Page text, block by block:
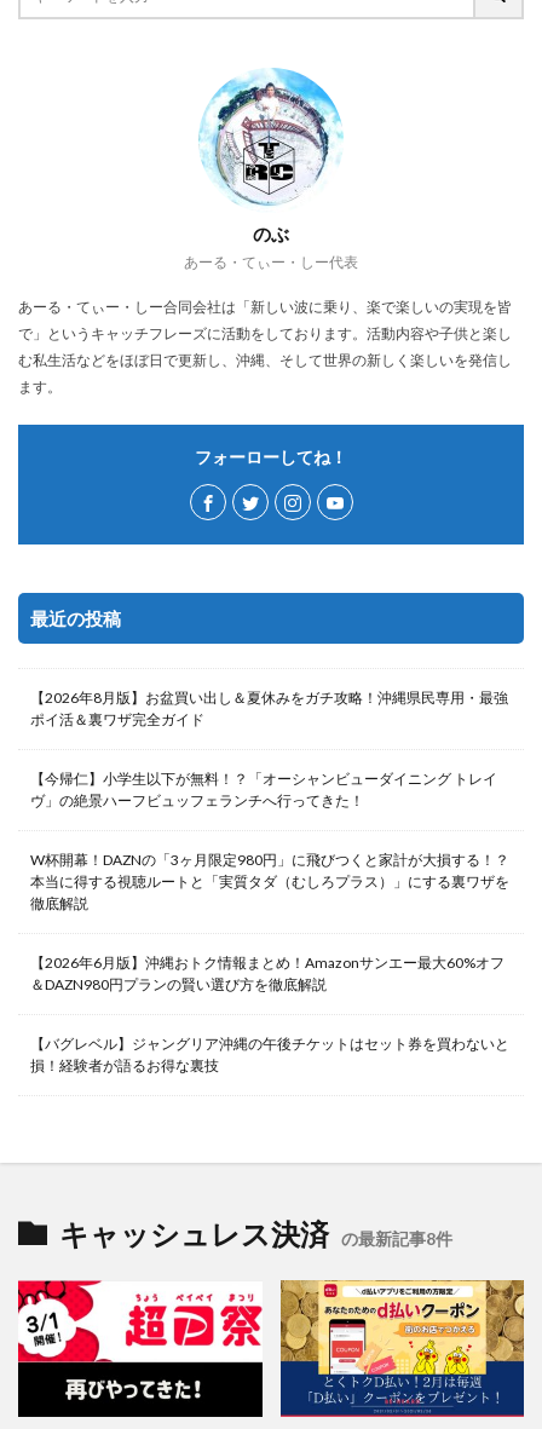
のぶ
あーる・てぃー・しー代表
あーる・てぃー・しー合同会社は「新しい波に乗り、楽で楽しいの実現を皆
で」というキャッチフレーズに活動をしております。活動内容や子供と楽し
む私生活などをほぼ日で更新し、沖縄、そして世界の新しく楽しいを発信し
ます。
フォーローしてね！
最近の投稿
【2026年8月版】お盆買い出し＆夏休みをガチ攻略！沖縄県民専用・最強
ポイ活＆裏ワザ完全ガイド
【今帰仁】小学生以下が無料！？「オーシャンビューダイニング トレイ
ヴ」の絶景ハーフビュッフェランチへ行ってきた！
W杯開幕！DAZNの「3ヶ月限定980円」に飛びつくと家計が大損する！？
本当に得する視聴ルートと「実質タダ（むしろプラス）」にする裏ワザを
徹底解説
【2026年6月版】沖縄おトク情報まとめ！Amazonサンエー最大60%オフ
＆DAZN980円プランの賢い選び方を徹底解説
【バグレベル】ジャングリア沖縄の午後チケットはセット券を買わないと
損！経験者が語るお得な裏技
キャッシュレス決済 の最新記事8件